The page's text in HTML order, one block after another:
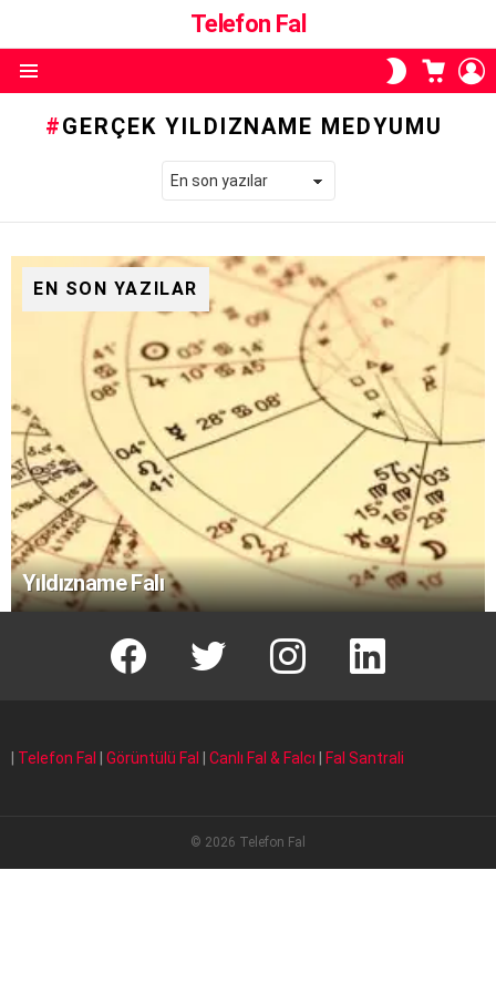
Telefon Fal
SKIN
ANAHTARI
SEPETI
GERÇEK YILDIZNAME MEDYUMU
EN SON YAZILAR
Yıldızname Falı
facebook T instagram Linkedin Fal
Telefon Fal Görüntülü Fal Canlı Fal & Falcı Fal Santrali
© 2026 Telefon Fal